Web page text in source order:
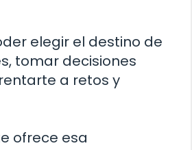
elegir el destino de
tomar decisiones
a retos y
ofrece esa